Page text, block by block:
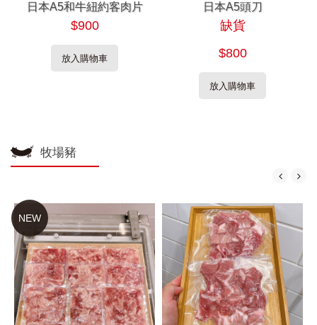
日本A5和牛紐約客肉片
$900
放入購物車
日本A5頭刀
缺貨
$800
放入購物車
牧場豬
NEW